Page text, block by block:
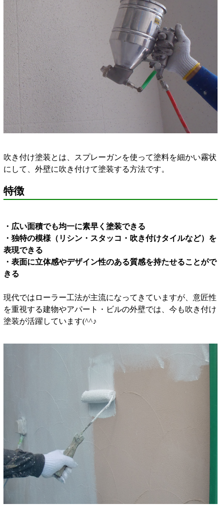
吹き付け塗装とは、スプレーガンを使って塗料を細かい霧状
にして、外壁に吹き付けて塗装する方法です。
特徴
・広い面積でも均一に素早く塗装できる
・独特の模様（リシン・スタッコ・吹き付けタイルなど）を
表現できる
・表面に立体感やデザイン性のある質感を持たせることがで
きる
現代ではローラー工法が主流になってきていますが、意匠性
を重視する建物やアパート・ビルの外壁では、今も吹き付け
塗装が活躍しています(^^♪